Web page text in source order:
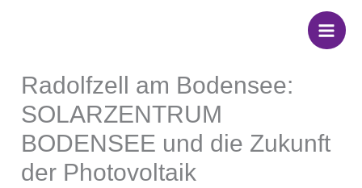
Radolfzell am Bodensee:
SOLARZENTRUM
BODENSEE und die Zukunft
der Photovoltaik